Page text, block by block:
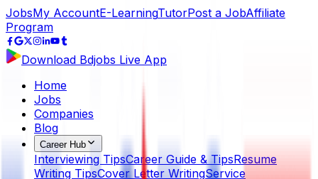
JobsMy AccountE-LearningTutorPost a JobAffiliate
Program
Download Bdjobs Live App
Home
Jobs
Companies
Blog
Career Hub
Interviewing TipsCareer Guide & TipsResume
Writing TipsCover Letter WritingService